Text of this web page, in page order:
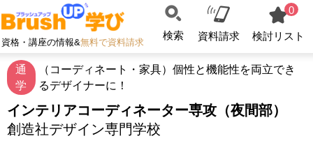
資格・講座の情報&無料で資料請求
検索 資料請求
0
検討リスト
通
学
（コーディネート・家具）個性と機能性を両立でき
るデザイナーに！
インテリアコーディネーター専攻（夜間部）
創造社デザイン専門学校